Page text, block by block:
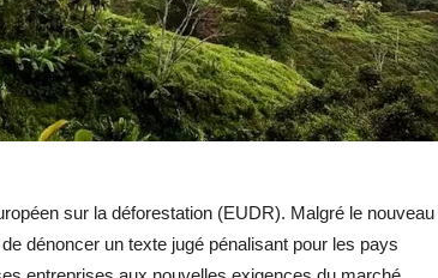
sur la déforestation (EUDR). Malgré le nouveau
dénoncer un texte jugé pénalisant pour les pays